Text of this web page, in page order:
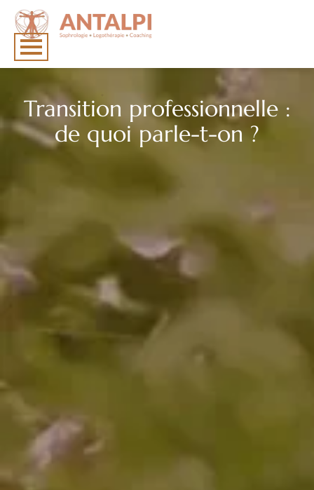
Transition professionnelle :
de quoi parle-t-on ?